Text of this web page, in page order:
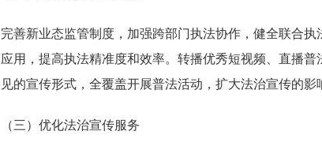
完善新业态监管制度，加强跨部门执法协作，健全联合执
应用，提高执法精准度和效率。转播优秀短视频、直播
见的宣传形式，全覆盖开展普法活动，扩大法治宣传的影
（三）优化法治宣传服务